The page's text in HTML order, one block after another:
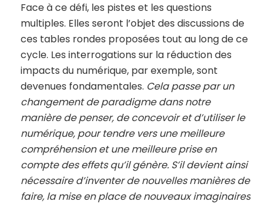
Face à ce défi, les pistes et les questions
multiples. Elles seront l’objet des discussions de
ces tables rondes proposées tout au long de ce
cycle. Les interrogations sur la réduction des
impacts du numérique, par exemple, sont
devenues fondamentales. Cela passe par un
changement de paradigme dans notre
manière de penser, de concevoir et d’utiliser le
numérique, pour tendre vers une meilleure
compréhension et une meilleure prise en
compte des effets qu’il génère. S’il devient ainsi
nécessaire d’inventer de nouvelles manières de
faire, la mise en place de nouveaux imaginaires